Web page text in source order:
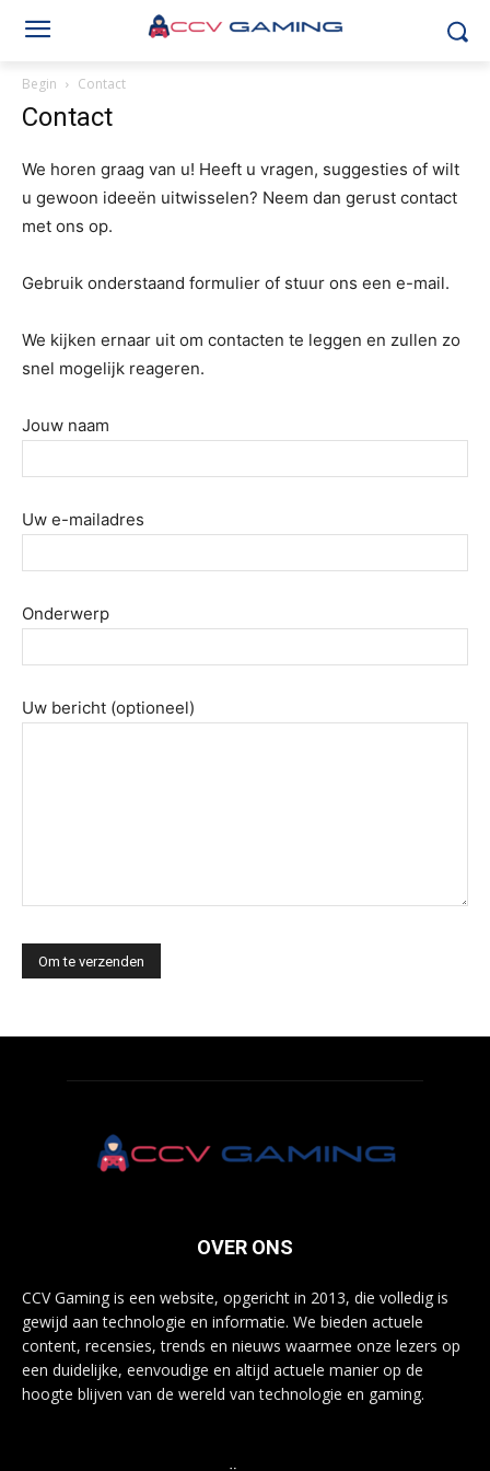
Begin Contact
Contact
We horen graag van u! Heeft u vragen, suggesties of wilt
u gewoon ideeën uitwisselen? Neem dan gerust contact
met ons op.
Gebruik onderstaand formulier of stuur ons een e-mail.
We kijken ernaar uit om contacten te leggen en zullen zo
snel mogelijk reageren.
Jouw naam
Uw e-mailadres
Onderwerp
Uw bericht (optioneel)
OVER ONS
CCV Gaming is een website, opgericht in 2013, die volledig is
gewijd aan technologie en informatie. We bieden actuele
content, recensies, trends en nieuws waarmee onze lezers op
een duidelijke, eenvoudige en altijd actuele manier op de
hoogte blijven van de wereld van technologie en gaming.